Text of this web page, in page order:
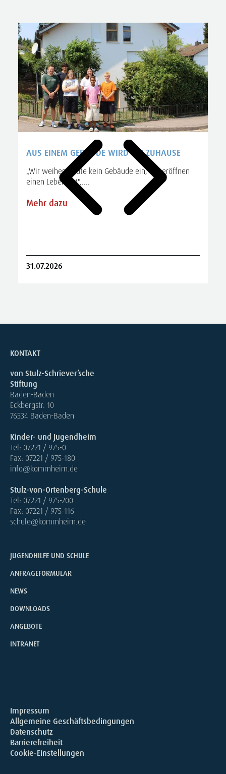
AUS EINEM GEBÄUDE WIRD EIN ZUHAUSE
„Wir weihen heute kein Gebäude ein, wir eröffnen
einen Lebensort",....
Mehr dazu
31.07.2026
KONTAKT
von Stulz-Schriever’sche
Stiftung
Baden-Baden
Eckbergstr. 10
76534 Baden-Baden
Kinder- und Jugendheim
Tel: 07221 / 975-0
Fax: 07221 / 975-180
info@kommheim.de
Stulz-von-Ortenberg-Schule
Tel: 07221 / 975-200
Fax: 07221 / 975-116
schule@kommheim.de
JUGENDHILFE UND SCHULE
ANFRAGEFORMULAR
NEWS
DOWNLOADS
ANGEBOTE
INTRANET
Impressum
Allgemeine Geschäftsbedingungen
Datenschutz
Barrierefreiheit
Cookie-Einstellungen